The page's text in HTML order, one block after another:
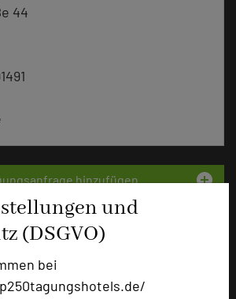
und
(DSGVO)
bei
44
hinzufügen add_circle